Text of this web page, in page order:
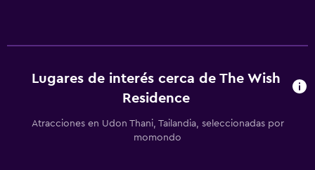
Lugares de interés cerca de The Wish
Residence
Atracciones en Udon Thani, Tailandia, seleccionadas por
momondo